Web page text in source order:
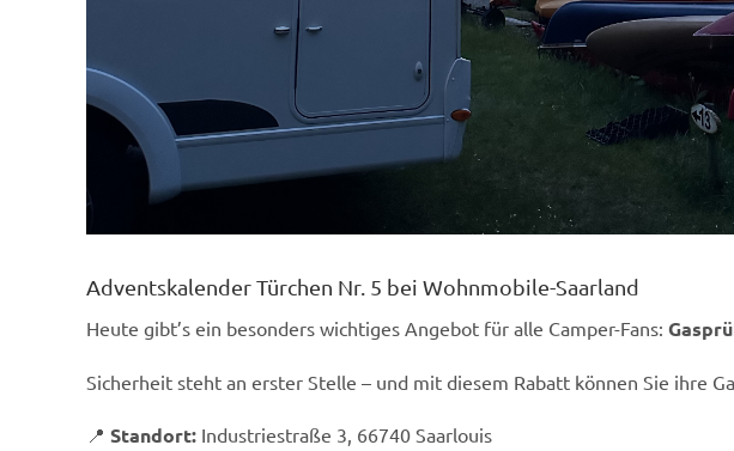
Adventskalender Türchen Nr. 5 bei Wohnmobile-Saarland
Heute gibt’s ein besonders wichtiges Angebot für alle Camper-Fans:
Sicherheit steht an erster Stelle – und mit diesem Rabatt können Sie ihre
📍 Standort:Industriestraße 3, 66740 Saarlouis